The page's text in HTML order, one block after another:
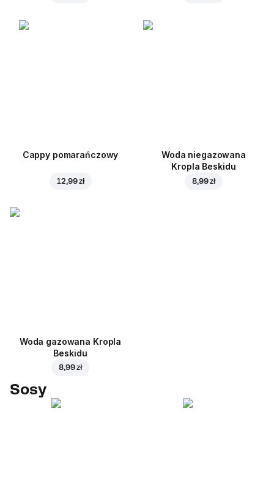
Cappy pomarańczowy
12,99 zł
Woda niegazowana
Kropla Beskidu
8,99 zł
Woda gazowana Kropla
Beskidu
8,99 zł
Sosy